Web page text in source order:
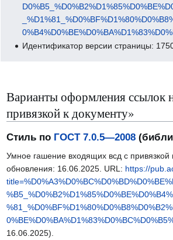
Идентификатор версии страницы:
Варианты оформления ссылок
привязкой к документу»
Стиль по ГОСТ 7.0.5—2008
Умное гашение входящих всд с
обновления: 16.06.2025. URL: https://
16.06.2025).